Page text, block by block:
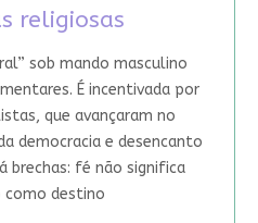
religiosas
sob mando masculino
É incentivada por
que avançaram no
democracia e desencanto
brechas: fé não significa
como destino